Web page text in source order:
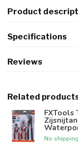
Product
Specifications
Reviews
Related
FXTools
No